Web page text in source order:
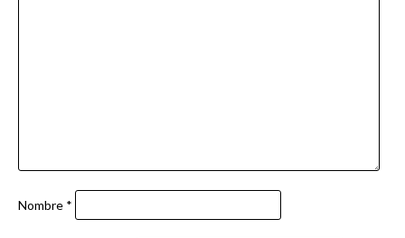
Nombre *